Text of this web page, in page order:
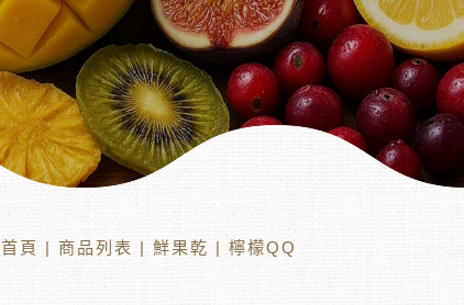
首頁 | 商品列表 | 鮮果乾 | 檸檬QQ